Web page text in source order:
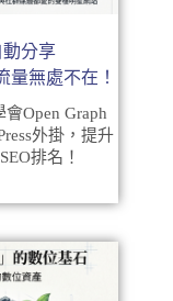
動分享
量無處不在！
Open Graph
外掛，提升
排名！